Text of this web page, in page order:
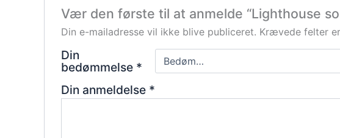
Vær den første til at anmelde “Lighthouse
Din e-mailadresse vil ikke blive publiceret. Krævede felter
Din
bedømmelse *
Din anmeldelse *